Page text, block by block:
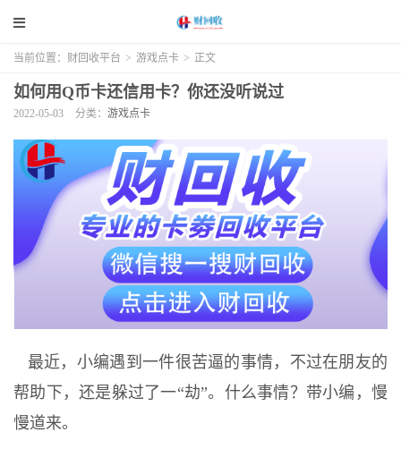
当前位置： 财回收平台 > 游戏点卡 > 正文
如何用Q币卡还信用卡？你还没听说过
2022-05-03 分类： 游戏点卡
最近，小编遇到一件很苦逼的事情，不过在朋友的
帮助下，还是躲过了一“劫”。什么事情？带小编，慢
慢道来。